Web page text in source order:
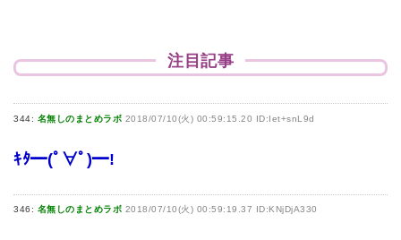
注目記事
344: 名無しのまとめラボ 2018/07/10(火) 00:59:15.20 ID:Iet+snL9d
ｷﾀ━(ﾟ∀ﾟ)━!
346: 名無しのまとめラボ 2018/07/10(火) 00:59:19.37 ID:KNjDjA330